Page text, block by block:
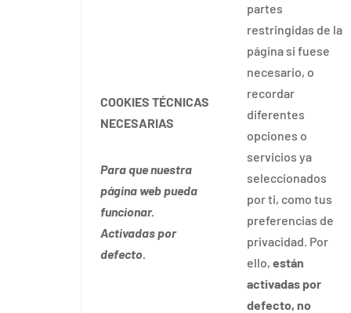
COOKIES TÉCNICAS
NECESARIAS
Para que nuestra
página web pueda
funcionar.
Activadas por
defecto.
partes
restringidas de la
página si fuese
necesario, o
recordar
diferentes
opciones o
servicios ya
seleccionados
por ti, como tus
preferencias de
privacidad. Por
ello,están
activadas por
defecto, no